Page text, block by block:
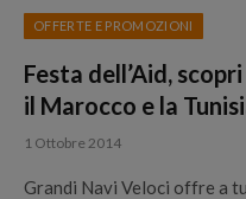
OFFERTE E PROMOZIONI
Festa dell’Aid,
il Marocco e la
1 Ottobre 2014
Grandi Navi Veloci offre a